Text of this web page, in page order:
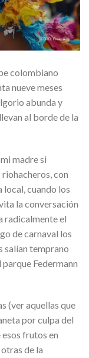
colombiano
nueve meses
abunda y
al borde de la
madre si
con
local, cuando los
la conversación
radicalmente el
de carnaval los
salían temprano
Federmann
(ver aquellas que
por culpa del
frutos en
de la